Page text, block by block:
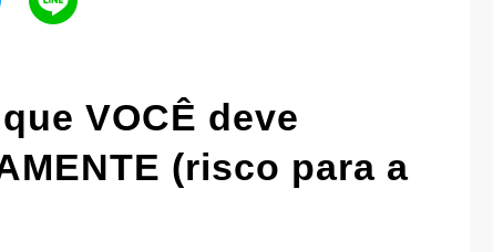
VOCÊ deve
(risco para a